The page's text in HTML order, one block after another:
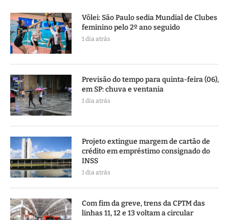
Vôlei: São Paulo sedia Mundial de Clubes
feminino pelo 2º ano seguido
1 dia atrás
Previsão do tempo para quinta-feira (06),
em SP: chuva e ventania
1 dia atrás
Projeto extingue margem de cartão de
crédito em empréstimo consignado do
INSS
1 dia atrás
Com fim da greve, trens da CPTM das
linhas 11, 12 e 13 voltam a circular